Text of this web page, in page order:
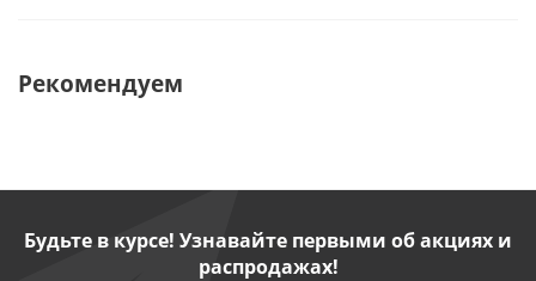
Рекомендуем
Будьте в курсе! Узнавайте первыми об акциях и
распродажах!